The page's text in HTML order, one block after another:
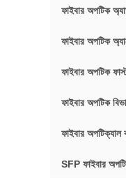
ফাইবার অপটিক
ফাইবার অপটিক
ফাইবার অপটিক
ফাইবার অপটিক
ফাইবার অপটিক্যাল
SFP ফাইবার